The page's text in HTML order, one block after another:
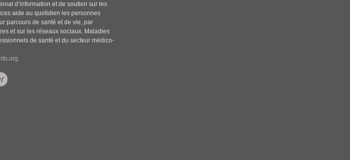
d’information et de soutien sur les
aide au quotidien les personnes
parcours de santé et de vie, par
et sur les réseaux sociaux. Maladies
de santé et du secteur médico-